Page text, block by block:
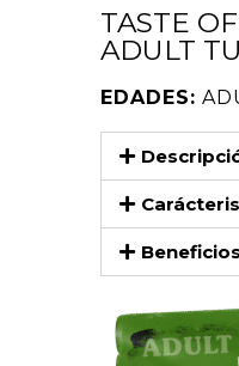
TASTE
ADULT
EDADES:
Beneficios